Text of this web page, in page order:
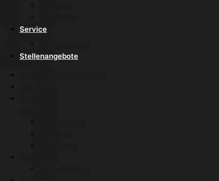
Service
Stellenangebote